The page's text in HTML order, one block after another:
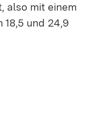
also mit einem
und 24,9